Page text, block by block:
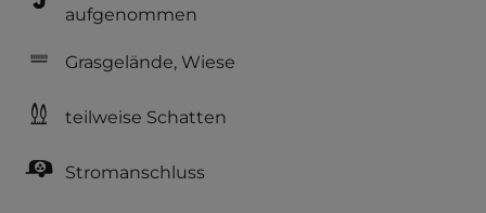
aufgenommen
Grasgelände, Wiese
teilweise Schatten
Stromanschluss